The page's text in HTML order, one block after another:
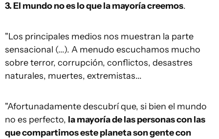
3. El mundo no es lo que la mayoría creemos.
"Los principales medios nos muestran la parte
sensacional (...). A menudo escuchamos mucho
sobre terror, corrupción, conflictos, desastres
naturales, muertes, extremistas...
"Afortunadamente descubrí que, si bien el mundo
no es perfecto, la mayoría de las personas con las
que compartimos este planeta son gente con